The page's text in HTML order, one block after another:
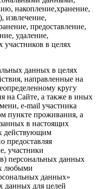
накопление,хранение,
извлечение,
предоставление,
удаление,
в целях
данных в целях
направленные на
кругу
на Сайте, а также в иных
e-mail участника
пункте проживания, а
в настоящих
действующим
предоставляя
участники
персональных данных
любыми
данных»
данных для целей